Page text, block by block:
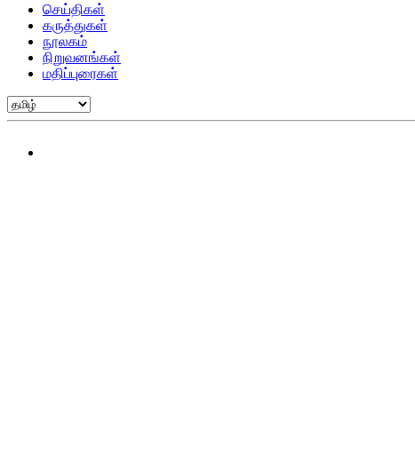
செய்திகள்
கருத்துகள்
நூலகம்
நிறுவனங்கள்
மதிப்புரைகள்